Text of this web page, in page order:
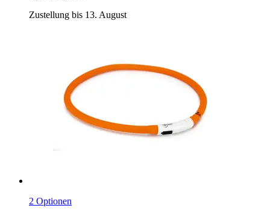
Zustellung bis 13. August
2 Optionen